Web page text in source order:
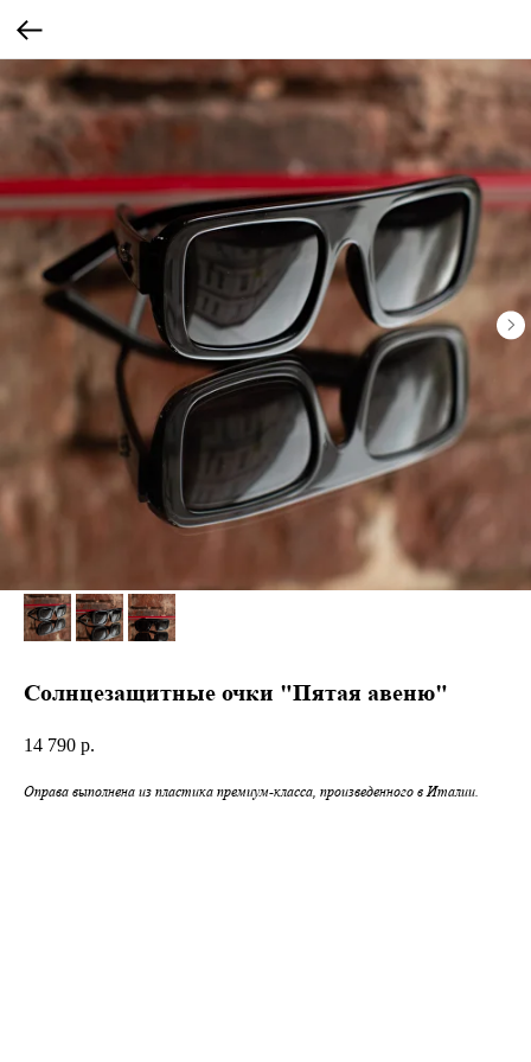
Солнцезащитные очки "Пятая авеню"
14 790 р.
Оправа выполнена из пластика премиум-класса, произведенного в Италии.